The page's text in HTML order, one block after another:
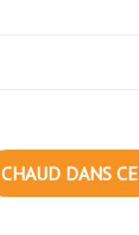
CHAUD DANS